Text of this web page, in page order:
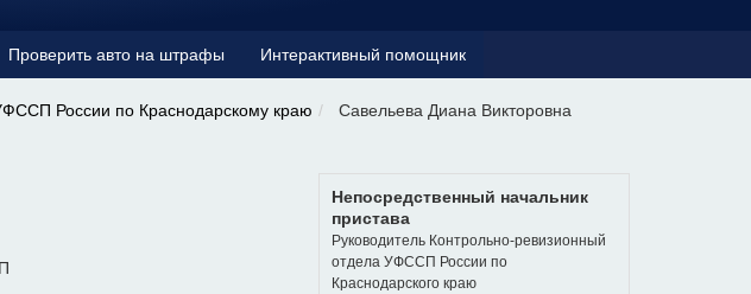
Проверить авто на штрафы Интерактивный помощник
России по Краснодарскому краю Савельева Диана Викторовна
Непосредственный начальник
пристава
Руководитель Контрольно-ревизионный
отдела УФССП России по
Краснодарского краю